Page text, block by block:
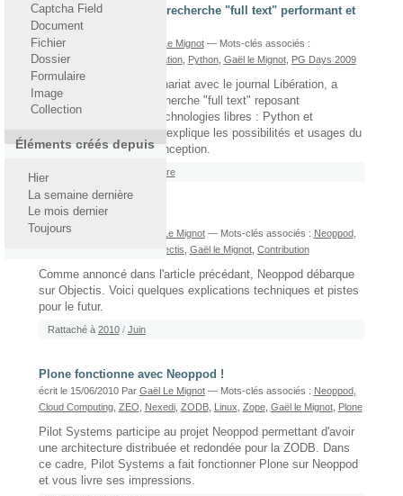
Captcha Field
Document
Fichier
Dossier
Formulaire
Image
Collection
Éléments créés depuis
Hier
La semaine dernière
Le mois dernier
Toujours
SeSQL - un moteur de recherche "full text" performant et
puissant
écrit le 16/03/2011 Gaël Le Mignot — Mots-clés associés :
PostgreSQL
Moteur d'indexation, Python, Gaël le Mignot, PG Days 2009
Pilot Systems, en partenariat avec le journal Libération, a
réalisé un moteur de recherche "full text" reposant
intégralement sur des technologies libres : Python et
PostgreSQL. Cet article explique les possibilités et usages du
moteur, et retrace sa conception.
Septembre
Neoppod sur Objectis
écrit le 18/06/2010 Gaël Le Mignot — Mots-clés associés : Neoppod,
Objectis Gaël le Mignot, Contribution
Comme annoncé dans l'article précédant, Neoppod débarque
sur Objectis. Voici quelques explications techniques et pistes
pour le futur.
Rattaché à 2010 / Juin
Plone fonctionne avec Neoppod !
écrit le 15/06/2010 Par Gaël Le Mignot — Mots-clés associés : Neoppod,
Cloud Computing, ZEO Nexedi, ZODB, Linux Zope, Gaël le Mignot, Plone
Pilot Systems participe au projet Neoppod permettant d'avoir
une architecture distribuée et redondée pour la ZODB. Dans
ce cadre, Pilot Systems a fait fonctionner Plone sur Neoppod
et vous livre ses impressions.